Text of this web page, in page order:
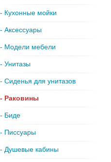
- Кухонные мойки
- Аксессуары
- Модели мебели
- Унитазы
- Сиденья для унитазов
- Раковины
- Биде
- Писсуары
- Душевые кабины